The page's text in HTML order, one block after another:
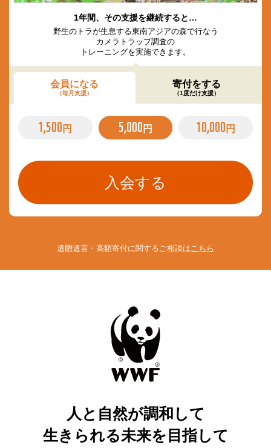
1年間、その支援を継続すると…
野生のトラが生息する東南アジアの森で行なう
カメラトラップ調査の
トレーニングを実施できます。
会員になる
（毎月支援）
寄付をする
（1度だけ支援）
1,500 円 5,000 円 10,000 円
遺贈遺言・高額寄付に関するご相談は こちら
人と自然が調和して
生きられる未来を目指して